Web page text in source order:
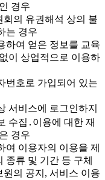
경우
회의 유권해석 상의 불
는 경우
하여 얻은 정보를 교육
이 상업적으로 이용하
번호로 가입되어 있는
서비스에 로그인하지
수집․이용에 대한 재
경우
이용자의 이용을 제
종류 및 기간 등 구체
의 공지, 서비스 이용